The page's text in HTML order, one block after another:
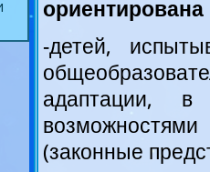
ориентирована
-детей,
адаптации,
(законные